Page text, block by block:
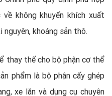
không khuyến khích xuất
nguyên, khoáng sản thô.
thay thế cho bộ phận cơ thể
phẩm là bộ phận cấy ghép
xe lăn và dụng cụ chuyên